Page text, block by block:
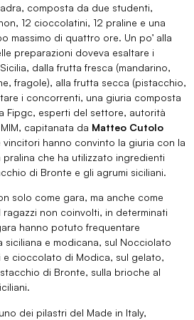
composta da due studenti,
12 cioccolatini, 12 praline e una
massimo di quattro ore. Un po’ alla
preparazioni doveva esaltare i
dalla frutta fresca (mandarino,
fragole), alla frutta secca (pistacchio,
i concorrenti, una giuria composta
Fipgc, esperti del settore, autorità
capitanata da Matteo Cutolo
hanno convinto la giuria con la
pralina che ha utilizzato ingredienti
di Bronte e gli agrumi siciliani.
solo come gara, ma anche come
non coinvolti, in determinati
hanno potuto frequentare
siciliana e modicana, sul Nocciolato
cioccolato di Modica, sul gelato,
di Bronte, sulla brioche al
dei pilastri del Made in Italy,